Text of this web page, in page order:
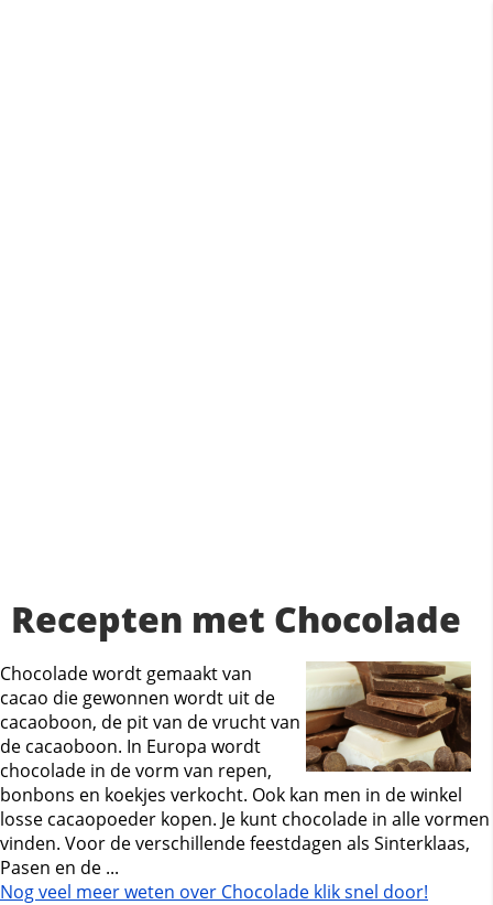
Recepten met Chocolade
Chocolade wordt gemaakt van
cacao die gewonnen wordt uit de
cacaoboon, de pit van de vrucht van
de cacaoboon. In Europa wordt
chocolade in de vorm van repen,
bonbons en koekjes verkocht. Ook kan men in de winkel
losse cacaopoeder kopen. Je kunt chocolade in alle vormen
vinden. Voor de verschillende feestdagen als Sinterklaas,
Pasen en de ...
Nog veel meer weten over Chocolade klik snel door!